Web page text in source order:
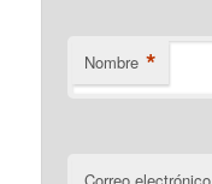
Nombre *